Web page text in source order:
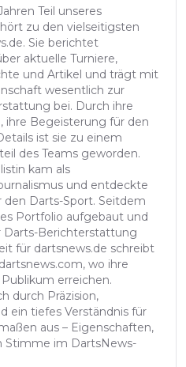
Teil unseres
zu den vielseitigsten
Sie berichtet
aktuelle Turniere,
und Artikel und trägt mit
wesentlich zur
bei. Durch ihre
ihre Begeisterung für den
ist sie zu einem
des Teams geworden.
kam als
und entdeckte
den Darts-Sport. Seitdem
Portfolio aufgebaut und
Darts-Berichterstattung
für dartsnews.de schreibt
wo ihre
erreichen.
durch Präzision,
ein tiefes Verständnis für
aus – Eigenschaften,
Stimme im DartsNews-